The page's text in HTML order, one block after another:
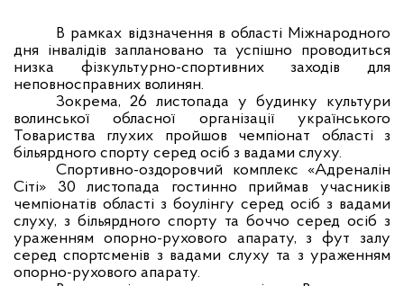
В рамках відзначення в області Міжнародного
дня інвалідів заплановано та успішно проводиться
низка фізкультурно-спортивних заходів для
неповносправних волинян.
Зокрема, 26 листопада у будинку культури
волинської обласної організації українського
Товариства глухих пройшов чемпіонат області з
більярдного спорту серед осіб з вадами слуху.
Спортивно-оздоровчий комплекс «Адреналін
Сіті» 30 листопада гостинно приймав учасників
чемпіонатів області з боулінгу серед осіб з вадами
слуху, з більярдного спорту та боччо серед осіб з
ураженням опорно-рухового апарату, з фут залу
серед спортсменів з вадами слуху та з ураженням
опорно-рухового апарату.